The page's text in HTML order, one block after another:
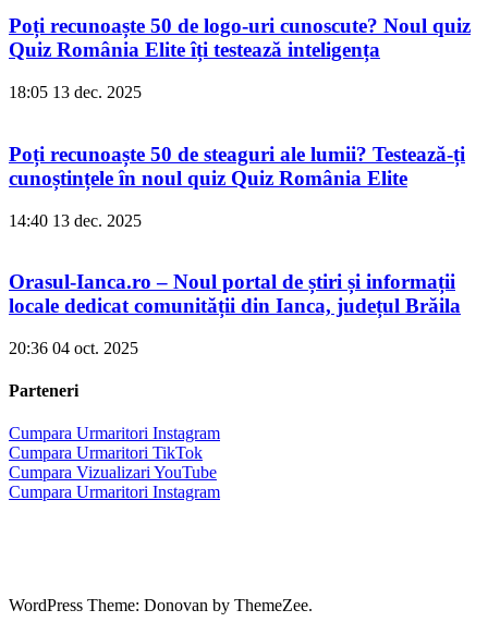
Poți recunoaște 50 de logo-uri cunoscute? Noul quiz
Quiz România Elite îți testează inteligența
18:05 13 dec. 2025
Poți recunoaște 50 de steaguri ale lumii? Testează-ți
cunoștințele în noul quiz Quiz România Elite
14:40 13 dec. 2025
Orasul-Ianca.ro – Noul portal de știri și informații
locale dedicat comunității din Ianca, județul Brăila
20:36 04 oct. 2025
Parteneri
Cumpara Urmaritori Instagram
Cumpara Urmaritori TikTok
Cumpara Vizualizari YouTube
Cumpara Urmaritori Instagram
WordPress Theme: Donovan by ThemeZee.